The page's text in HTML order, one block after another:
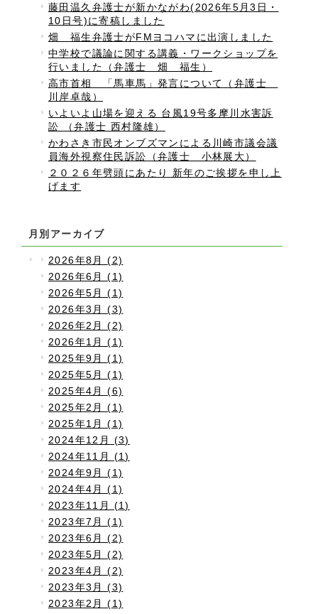
藤田温久弁護士が新かながわ(2026年5月3日・
10日号)に寄稿しました
畑 福生弁護士がFMヨコハマに出演しました
中学校で議論に関する講義・ワークショップを
行いました（弁護士 畑 福生）
高市首相 「馬車馬」発言について（弁護士
川岸卓哉）
いよいよ山場を迎える 台風19号多摩川水害訴
訟 （弁護士 西村隆雄）
かわさき市民オンブズマンによる川崎市議会議
員海外視察住民訴訟（弁護士 小林展大）
２０２６年劈頭にあたり 新年のご挨拶を申し上
げます
月別アーカイブ
2026年8月 (2)
2026年6月 (1)
2026年5月 (1)
2026年3月 (3)
2026年2月 (2)
2026年1月 (1)
2025年9月 (1)
2025年5月 (1)
2025年4月 (6)
2025年2月 (1)
2025年1月 (1)
2024年12月 (3)
2024年11月 (1)
2024年9月 (1)
2024年4月 (1)
2023年11月 (1)
2023年7月 (1)
2023年6月 (2)
2023年5月 (2)
2023年4月 (2)
2023年3月 (3)
2023年2月 (1)